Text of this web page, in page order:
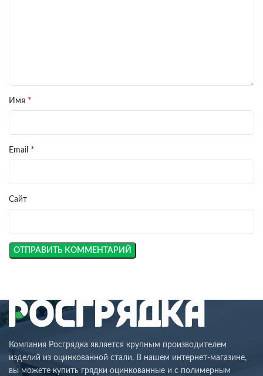
Имя *
Email *
Сайт
Компания Росгрядка является крупным производителем
изделий из оцинкованной стали. В нашем интернет-магазине,
вы можете купить грядки оцинкованные и с полимерным